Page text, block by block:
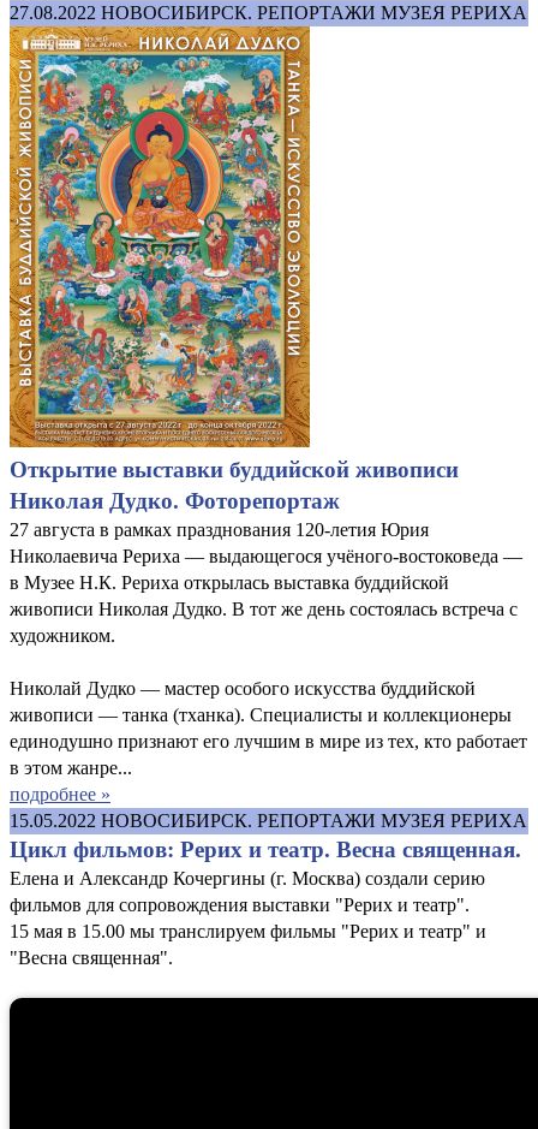
27.08.2022 НОВОСИБИРСК. РЕПОРТАЖИ МУЗЕЯ РЕРИХА
Открытие выставки буддийской живописи
Николая Дудко. Фоторепортаж
27 августа в рамках празднования 120-летия Юрия
Николаевича Рериха — выдающегося учёного-востоковеда —
в Музее Н.К. Рериха открылась выставка буддийской
живописи Николая Дудко. В тот же день состоялась встреча с
художником.
Николай Дудко — мастер особого искусства буддийской
живописи — танка (тханка). Специалисты и коллекционеры
единодушно признают его лучшим в мире из тех, кто работает
в этом жанре...
подробнее »
15.05.2022 НОВОСИБИРСК. РЕПОРТАЖИ МУЗЕЯ РЕРИХА
Цикл фильмов: Рерих и театр. Весна священная.
Елена и Александр Кочергины (г. Москва) создали серию
фильмов для сопровождения выставки "Рерих и театр".
15 мая в 15.00 мы транслируем фильмы "Рерих и театр" и
"Весна священная".